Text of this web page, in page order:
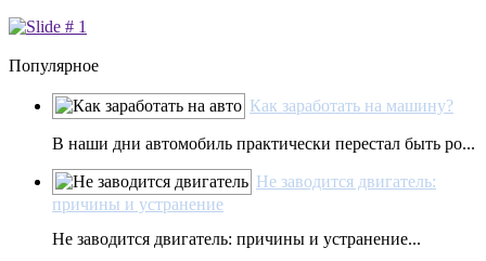
Популярное
Как заработать на машину?
В наши дни автомобиль практически перестал быть ро...
Не заводится двигатель:
причины и устранение
Не заводится двигатель: причины и устранение...